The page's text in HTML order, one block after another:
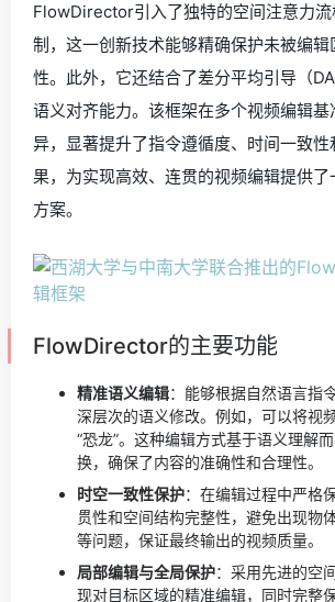
FlowDirector引入了独特的空间注意力
制，这一创新技术能够精确保护未被编
性。此外，它还结合了差分平均引导（
语义对齐能力。该框架在多个视频编辑
异，显著提升了指令遵循度、时间一致
果，为实现高效、连贯的视频编辑提供
方案。
FlowDirector的主要功能
精准语义编辑：能够根据自然语言指
深层次的语义修改。例如，可以将视
“恐龙”。这种编辑方式基于语义理解
换，确保了内容的准确性和合理性。
时空一致性保护：在编辑过程中严格
贯性和空间结构完整性，避免出现物
等问题，保证最终输出的视频质量。
局部编辑与全局保护：采用先进的空
现对目标区域的精准编辑，同时完整